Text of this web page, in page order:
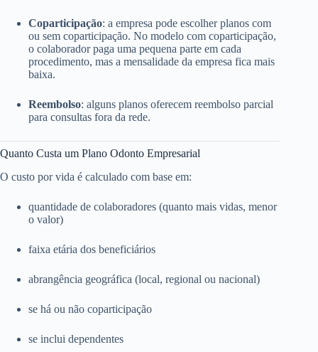
Coparticipação: a empresa pode escolher planos com
ou sem coparticipação. No modelo com coparticipação,
o colaborador paga uma pequena parte em cada
procedimento, mas a mensalidade da empresa fica mais
baixa.
Reembolso: alguns planos oferecem reembolso parcial
para consultas fora da rede.
Quanto Custa um Plano Odonto Empresarial
O custo por vida é calculado com base em:
quantidade de colaboradores (quanto mais vidas, menor
o valor)
faixa etária dos beneficiários
abrangência geográfica (local, regional ou nacional)
se há ou não coparticipação
se inclui dependentes